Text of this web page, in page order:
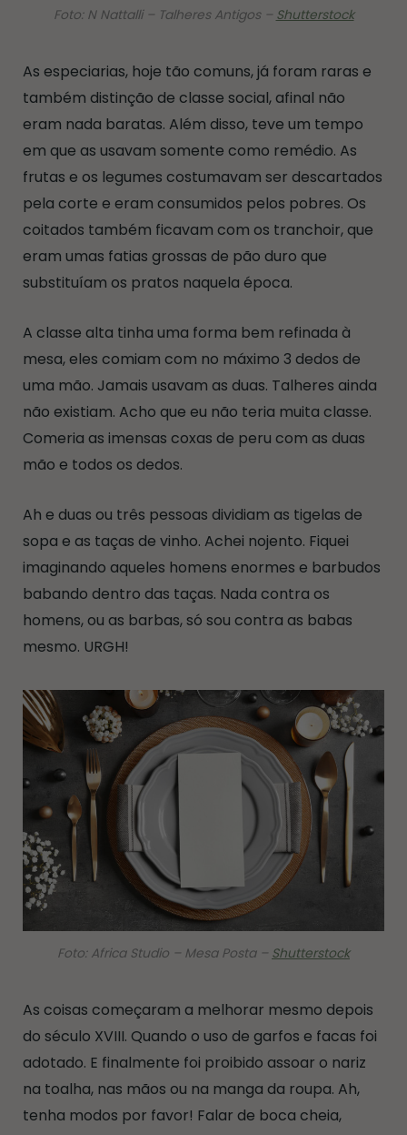
Foto: N Nattalli – Talheres Antigos – Shutterstock
As especiarias, hoje tão comuns, já foram raras e
também distinção de classe social, afinal não
eram nada baratas. Além disso, teve um tempo
em que as usavam somente como remédio. As
frutas e os legumes costumavam ser descartados
pela corte e eram consumidos pelos pobres. Os
coitados também ficavam com os tranchoir, que
eram umas fatias grossas de pão duro que
substituíam os pratos naquela época.
A classe alta tinha uma forma bem refinada à
mesa, eles comiam com no máximo 3 dedos de
uma mão. Jamais usavam as duas. Talheres ainda
não existiam. Acho que eu não teria muita classe.
Comeria as imensas coxas de peru com as duas
mão e todos os dedos.
Ah e duas ou três pessoas dividiam as tigelas de
sopa e as taças de vinho. Achei nojento. Fiquei
imaginando aqueles homens enormes e barbudos
babando dentro das taças. Nada contra os
homens, ou as barbas, só sou contra as babas
mesmo. URGH!
Foto: Africa Studio – Mesa Posta – Shutterstock
As coisas começaram a melhorar mesmo depois
do século XVIII. Quando o uso de garfos e facas foi
adotado. E finalmente foi proibido assoar o nariz
na toalha, nas mãos ou na manga da roupa. Ah,
tenha modos por favor! Falar de boca cheia,